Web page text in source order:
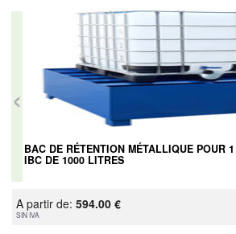
BAC DE RÉTENTION MÉTALLIQUE POUR
IBC DE 1000 LITRES
A partir de: 594.00 €
SIN IVA
‹